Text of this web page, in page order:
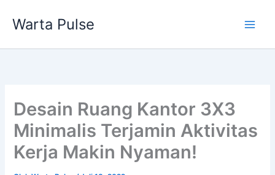
Warta Pulse
Desain Ruang Kantor 3X3
Minimalis Terjamin Aktivitas
Kerja Makin Nyaman!